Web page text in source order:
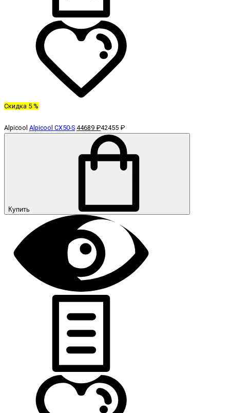
Скидка 5 %
Alpicool Alpicool CX50-S 44689 ₽42455 ₽
Купить